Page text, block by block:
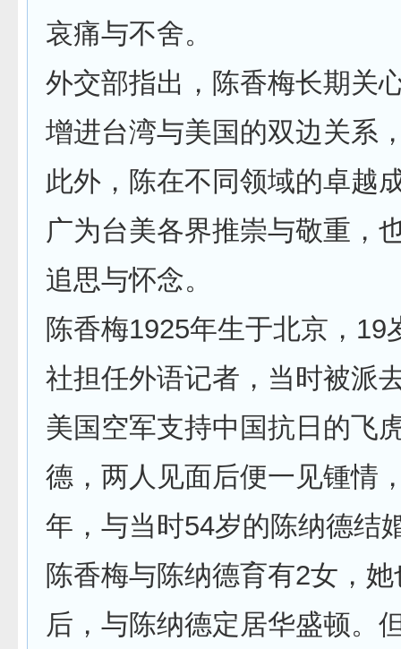
哀痛与不舍。
外交部指出，陈香梅长期关
增进台湾与美国的双边关系
此外，陈在不同领域的卓越
广为台美各界推崇与敬重，
追思与怀念。
陈香梅1925年生于北京，19
社担任外语记者，当时被派
美国空军支持中国抗日的飞
德，两人见面后便一见锺情
年，与当时54岁的陈纳德结
陈香梅与陈纳德育有2女，
后，与陈纳德定居华盛顿。